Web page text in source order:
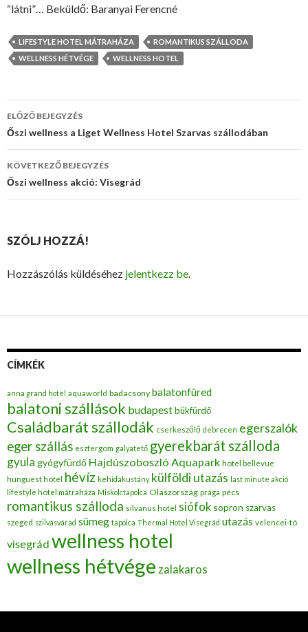
“látni”… Beküldő: Baranyai Ferencné
LIFESTYLE HOTEL MÁTRAHÁZA
ROMANTIKUS SZÁLLODA
WELLNESS HÉTVÉGE
WELLNESS HOTEL
Bejegyzés
navigáció
ELŐZŐ BEJEGYZÉS
Őszi wellness a Liget Wellness Hotel Szarvas szállodában
KÖVETKEZŐ BEJEGYZÉS
Őszi wellness akció: Visegrád
SZÓLJ HOZZÁ!
Hozzászólás küldéséhez jelentkezz be.
CÍMKÉK
anna grand hotel aquaworld badacsony balatonfüred
balatoni szállások budapestbükfürdő
Családbarát szállodák cserkeszőlő debrecen egerszalók
eger szállás esztergom galyatető gyerekbarát szálloda
gyula gyógyfürdő Hajdúszoboszló Aquapark hotel bellevue
hunguest hotel
hévíz kehidakustány külföldi utazás last minute akció
lifestyle hotel mátraháza Miskolctapolca Olaszország prága pécs
romantikus szálloda silvanus hotel siófok sopron szarvas
szeged szilvásvárad sümeg tapolca Thermal Hotel Visegrád utazás velencei-tó
visegrád wellness hotel
wellness hétvége zalakaros